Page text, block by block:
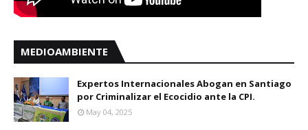
MEDIOAMBIENTE
Expertos Internacionales Abogan en Santiago
por Criminalizar el Ecocidio ante la CPI.
May 04, 2025